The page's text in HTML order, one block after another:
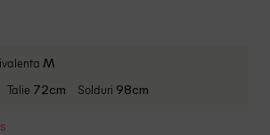
M
Talie 72cm Solduri 98cm